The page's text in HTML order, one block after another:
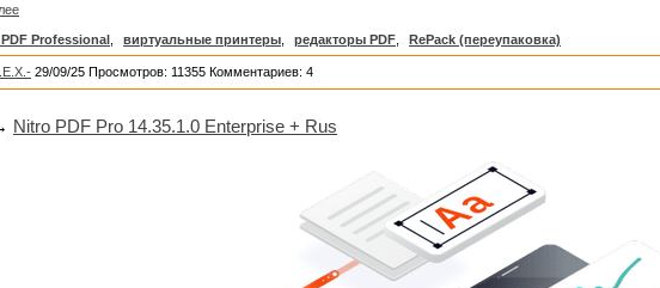
Professional виртуальные принтеры редакторы PDF RePack (переупаковка)
29/09/25 Просмотров: 11355 Комментариев: 4
Nitro PDF Pro 14.35.1.0 Enterprise + Rus